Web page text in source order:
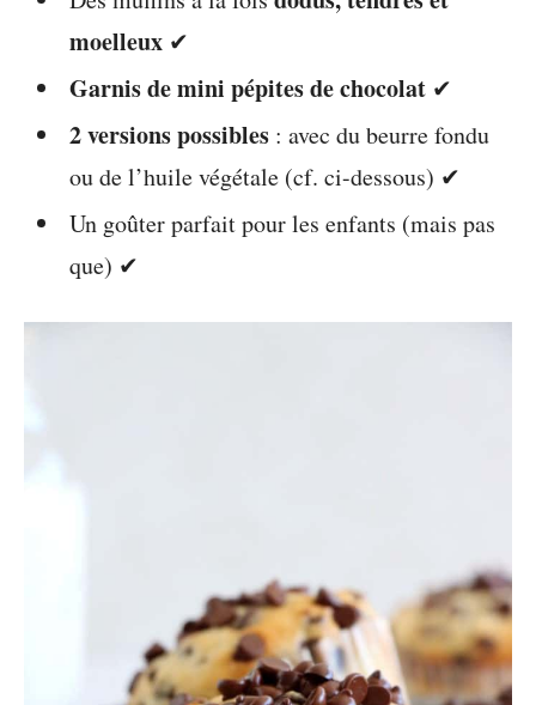
moelleux ✔
Garnis de mini pépites de chocolat ✔
2 versions possibles : avec du beurre fondu
ou de l’huile végétale (cf. ci-dessous) ✔
Un goûter parfait pour les enfants (mais pas
que) ✔